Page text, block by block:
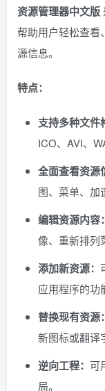
资源管理器中文版
帮助用户轻松查看
源信息。
特点：
支持多种文件
ICO、AVI、
全面查看资源
图、菜单、加
编辑资源内容：
像、重新排列
添加新资源：
应用程序的功
替换现有资源：
新图标或翻译
逆向工程： 可
局。